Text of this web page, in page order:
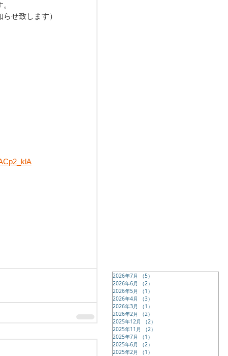
せ致します）
2026年7月 （5）
2026年6月
（2）
2026年5月
（1）
2026年4月
（3）
2026年3月
（1）
2026年2月
（2）
2025年12月
（2）
2025年11月
（2）
2025年7月
（1）
2025年6月
（2）
2025年2月
（1）